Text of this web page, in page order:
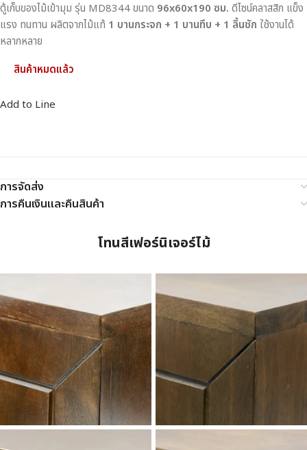
ตู้เก็บของไม้เข้ามุม รุ่น MD8344 ขนาด 96x60x190 ซม. ดีไซน์คลาสสิก แข็ง
แรง ทนทาน ผลิตจากไม้แท้ 1 บานกระจก + 1 บานทึบ + 1 ลิ้นชัก ใช้งานได้
หลากหลาย
สินค้าหมดแล้ว
Add to Line
การจัดส่ง
การคืนเงินและคืนสินค้า
โทนสีเฟอร์นิเจอร์ไม้